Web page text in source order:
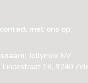
met ons op
Jollymex NV
Lindestraat 18, 9240